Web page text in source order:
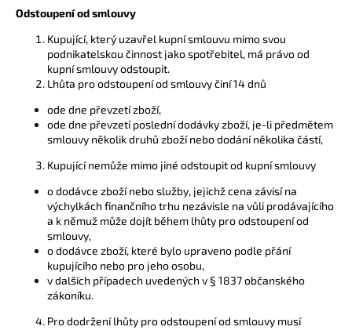
Odstoupení od smlouvy
Kupující, který uzavřel kupní smlouvu mimo svou
podnikatelskou činnost jako spotřebitel, má právo od
kupní smlouvy odstoupit.
Lhůta pro odstoupení od smlouvy činí 14 dnů
ode dne převzetí zboží,
ode dne převzetí poslední dodávky zboží, je-li předmětem
smlouvy několik druhů zboží nebo dodání několika částí,
Kupující nemůže mimo jiné odstoupit od kupní smlouvy
o dodávce zboží nebo služby, jejichž cena závisí na
výchylkách finančního trhu nezávisle na vůli prodávajícího
a k němuž může dojít během lhůty pro odstoupení od
smlouvy,
o dodávce zboží, které bylo upraveno podle přání
kupujícího nebo pro jeho osobu,
v dalších případech uvedených v § 1837 občanského
zákoníku.
Pro dodržení lhůty pro odstoupení od smlouvy musí